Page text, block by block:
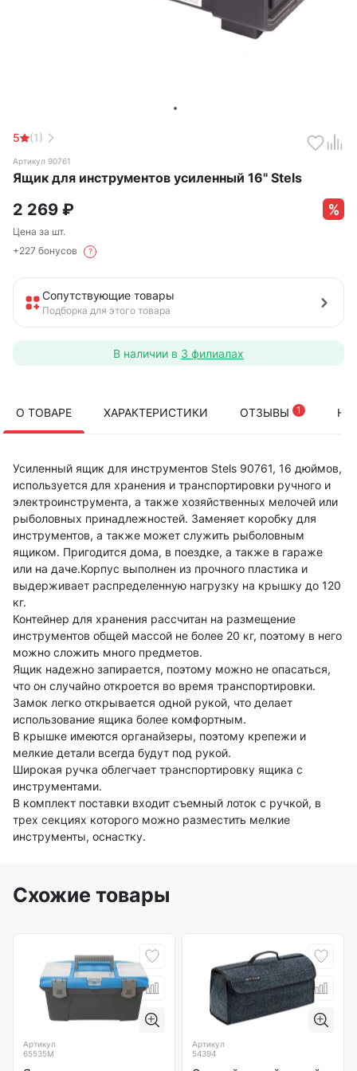
5 (1)
Артикул 90761
Ящик для инструментов усиленный 16" Stels
2 269 ₽
Цена за шт.
+227 бонусов
?
Сопутствующие товары
Подборка для этого товара
В наличии в 3 филиалах
О ТОВАРЕ ХАРАКТЕРИСТИКИ ОТЗЫВЫ 1
Усиленный ящик для инструментов Stels 90761, 16 дюймов,
используется для хранения и транспортировки ручного и
электроинструмента, а также хозяйственных мелочей или
рыболовных принадлежностей. Заменяет коробку для
инструментов, а также может служить рыболовным
ящиком. Пригодится дома, в поездке, а также в гараже
или на даче.Корпус выполнен из прочного пластика и
выдерживает распределенную нагрузку на крышку до 120
кг.
Контейнер для хранения рассчитан на размещение
инструментов общей массой не более 20 кг, поэтому в него
можно сложить много предметов.
Ящик надежно запирается, поэтому можно не опасаться,
что он случайно откроется во время транспортировки.
Замок легко открывается одной рукой, что делает
использование ящика более комфортным.
В крышке имеются органайзеры, поэтому крепежи и
мелкие детали всегда будут под рукой.
Широкая ручка облегчает транспортировку ящика с
инструментами.
В комплект поставки входит съемный лоток с ручкой, в
трех секциях которого можно разместить мелкие
инструменты, оснастку.
Схожие товары
Артикул
65535М
Артикул
54394